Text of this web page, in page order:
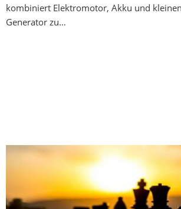
kombiniert Elektromotor, Akku und
Generator zu…